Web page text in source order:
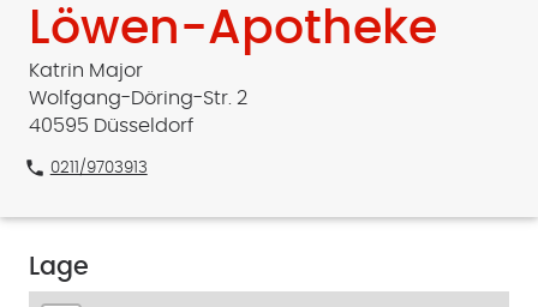
Löwen-Apotheke
Katrin Major
Wolfgang-Döring-Str. 2
40595 Düsseldorf
phone 0211/9703913
Lage